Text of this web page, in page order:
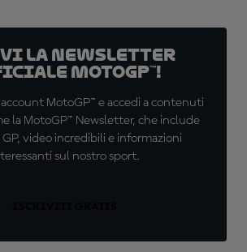
la newsletter
MotoGP™!
MotoGP™ e accedi a contenuti
la MotoGP™ Newsletter, che include
video incredibili e informazioni
sul nostro sport.